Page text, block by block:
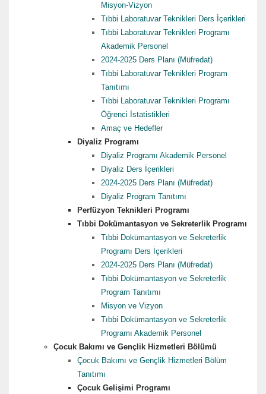
Misyon-Vizyon
Tıbbi Laboratuvar Teknikleri Ders İçerikleri
Tıbbi Laboratuvar Teknikleri Programı
Akademik Personel
2024-2025 Ders Planı (Müfredat)
Tıbbi Laboratuvar Teknikleri Program
Tanıtımı
Tıbbi Laboratuvar Teknikleri Programı
Öğrenci İstatistikleri
Amaç ve Hedefler
Diyaliz Programı
Diyaliz Programı Akademik Personel
Diyaliz Ders İçerikleri
2024-2025 Ders Planı (Müfredat)
Diyaliz Program Tanıtımı
Perfüzyon Teknikleri Programı
Tıbbi Dokümantasyon ve Sekreterlik Programı
Tıbbi Dokümantasyon ve Sekreterlik
Programı Ders İçerikleri
2024-2025 Ders Planı (Müfredat)
Tıbbi Dokümantasyon ve Sekreterlik
Program Tanıtımı
Misyon ve Vizyon
Tıbbi Dokümantasyon ve Sekreterlik
Programı Akademik Personel
Çocuk Bakımı ve Gençlik Hizmetleri Bölümü
Çocuk Bakımı ve Gençlik Hizmetleri Bölüm
Tanıtımı
Çocuk Gelişimi Programı